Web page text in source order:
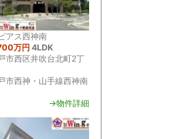
アス西神南
万円4LDK
市西区井吹台北町2丁
市西神・山手線西神南
→物件詳細